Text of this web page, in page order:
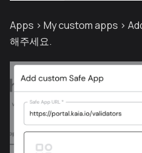
Apps > My custom apps >
해주세요.